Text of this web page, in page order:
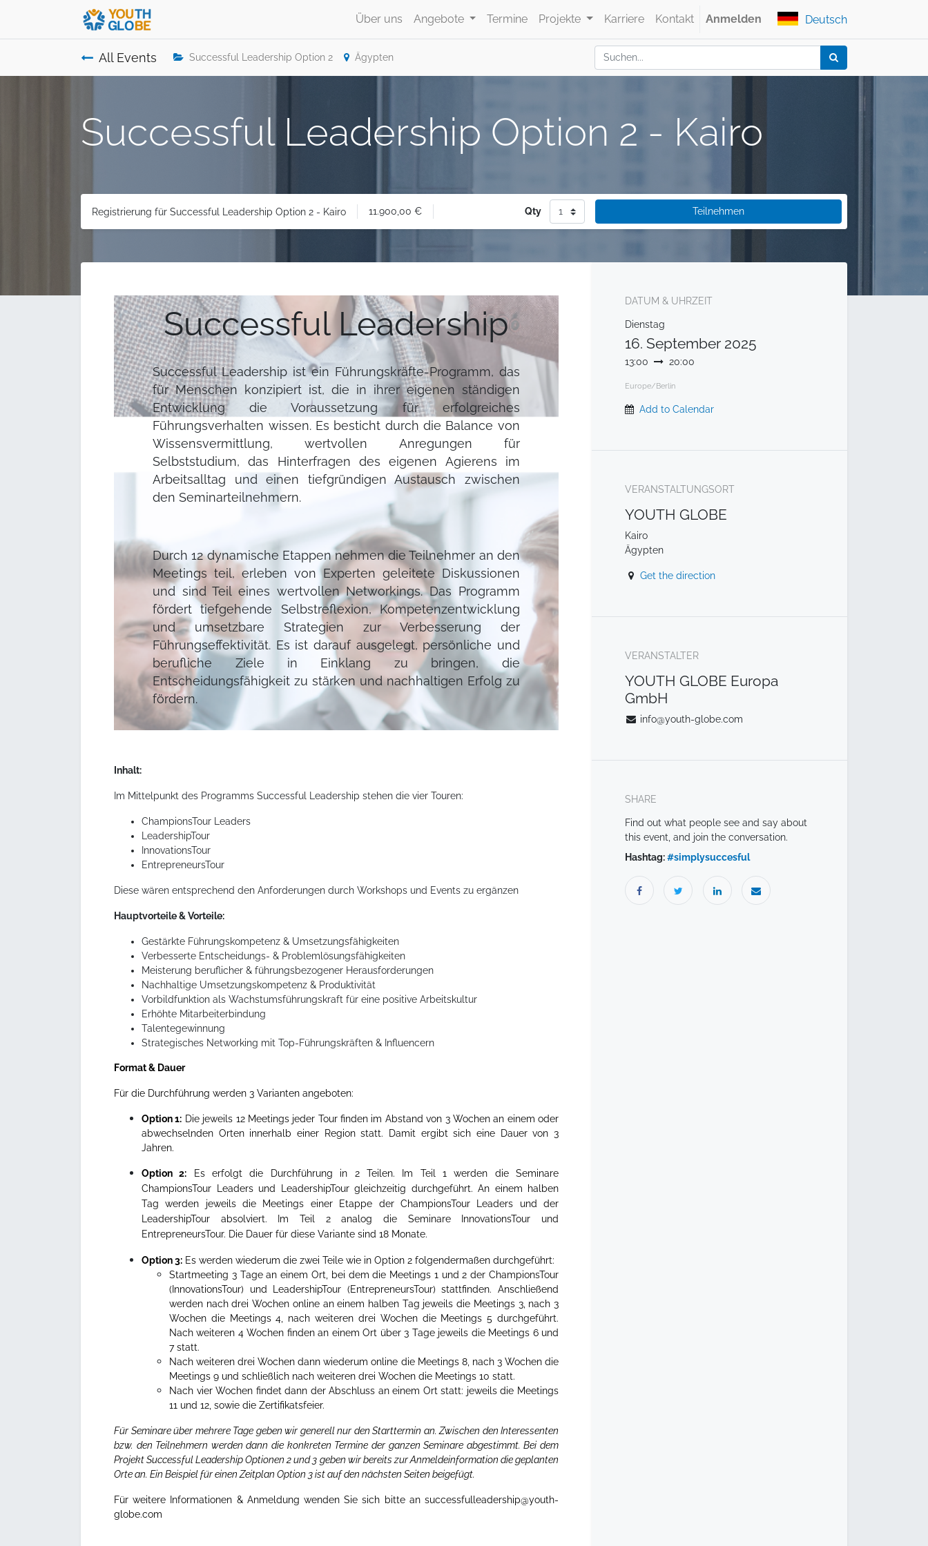
Über uns Angebote Termine Projekte Karriere Kontakt Anmelden Deutsch
All Events Successful Leadership Option 2 Ägypten
Successful Leadership Option 2 - Kairo
Registrierung für Successful Leadership Option 2 - Kairo 11.900,00 € Qty Teilnehmen
Successful Leadership
Successful Leadership ist ein Führungskräfte-Programm, das
für Menschen konzipiert ist, die in ihrer eigenen ständigen
Entwicklung die Voraussetzung für erfolgreiches
Führungsverhalten wissen. Es besticht durch die Balance von
Wissensvermittlung, wertvollen Anregungen für
Selbststudium, das Hinterfragen des eigenen Agierens im
Arbeitsalltag und einen tiefgründigen Austausch zwischen
den Seminarteilnehmern.
Durch 12 dynamische Etappen nehmen die Teilnehmer an den
Meetings teil, erleben von Experten geleitete Diskussionen
und sind Teil eines wertvollen Networkings. Das Programm
fördert tiefgehende Selbstreflexion, Kompetenzentwicklung
und umsetzbare Strategien zur Verbesserung der
Führungseffektivität. Es ist darauf ausgelegt, persönliche und
berufliche Ziele in Einklang zu bringen, die
Entscheidungsfähigkeit zu stärken und nachhaltigen Erfolg zu
fördern.
Inhalt:
Im Mittelpunkt des Programms Successful Leadership stehen die vier Touren:
ChampionsTour Leaders
LeadershipTour
InnovationsTour
EntrepreneursTour
Diese wären entsprechend den Anforderungen durch Workshops und Events zu ergänzen
Hauptvorteile & Vorteile:
Gestärkte Führungskompetenz & Umsetzungsfähigkeiten
Verbesserte Entscheidungs- & Problemlösungsfähigkeiten
Meisterung beruflicher & führungsbezogener Herausforderungen
Nachhaltige Umsetzungskompetenz & Produktivität
Vorbildfunktion als Wachstumsführungskraft für eine positive Arbeitskultur
Erhöhte Mitarbeiterbindung
Talentegewinnung
Strategisches Networking mit Top-Führungskräften & Influencern
Format & Dauer
Für die Durchführung werden 3 Varianten angeboten:
Option 1: Die jeweils 12 Meetings jeder Tour finden im Abstand von 3 Wochen an einem oder
abwechselnden Orten innerhalb einer Region statt. Damit ergibt sich eine Dauer von 3
Jahren.
Option 2:
Es erfolgt die Durchführung in 2 Teilen. Im Teil 1 werden die Seminare
ChampionsTour Leaders und LeadershipTour gleichzeitig durchgeführt. An einem halben
Tag werden jeweils die Meetings einer Etappe der ChampionsTour Leaders und der
LeadershipTour absolviert. Im Teil 2 analog die Seminare InnovationsTour und
EntrepreneursTour. Die Dauer für diese Variante sind 18 Monate.
Option 3: Es werden wiederum die zwei Teile wie in Option 2 folgendermaßen durchgeführt:
Startmeeting 3 Tage an einem Ort, bei dem die Meetings 1 und 2 der ChampionsTour
(InnovationsTour) und LeadershipTour (EntrepreneursTour) stattfinden. Anschließend
werden nach drei Wochen online an einem halben Tag jeweils die Meetings 3, nach 3
Wochen die Meetings 4, nach weiteren drei Wochen die Meetings 5 durchgeführt.
Nach weiteren 4 Wochen finden an einem Ort über 3 Tage jeweils die Meetings 6 und
7 statt.
Nach weiteren drei Wochen dann wiederum online die Meetings 8, nach 3 Wochen die
Meetings 9 und schließlich nach weiteren drei Wochen die Meetings 10 statt.
Nach vier Wochen findet dann der Abschluss an einem Ort statt: jeweils die Meetings
11 und 12, sowie die Zertifikatsfeier.
Für Seminare über mehrere Tage geben wir generell nur den Starttermin an. Zwischen den Interessenten
bzw. den Teilnehmern werden dann die konkreten Termine der ganzen Seminare abgestimmt. Bei dem
Projekt Successful Leadership Optionen 2 und 3 geben wir bereits zur Anmeldeinformation die geplanten
Orte an. Ein Beispiel für einen Zeitplan Option 3 ist auf den nächsten Seiten beigefügt.
Für weitere Informationen & Anmeldung wenden Sie sich bitte an successfulleadership@youth-
globe.com
DATUM & UHRZEIT
Dienstag
16. September 2025
13:00 20:00
Europe/Berlin
Add to Calendar
VERANSTALTUNGSORT
YOUTH GLOBE
Kairo
Ägypten
Get the direction
VERANSTALTER
YOUTH GLOBE Europa
GmbH
info@youth-globe.com
SHARE
Find out what people see and say about
this event, and join the conversation.
Hashtag:#simplysuccesful